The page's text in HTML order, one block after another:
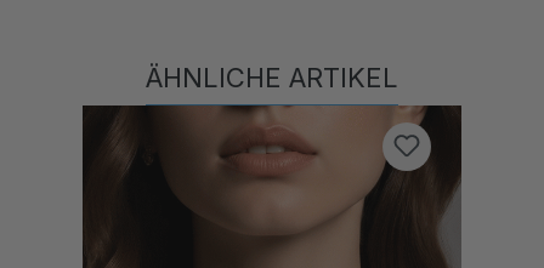
Produktgalerie überspringen